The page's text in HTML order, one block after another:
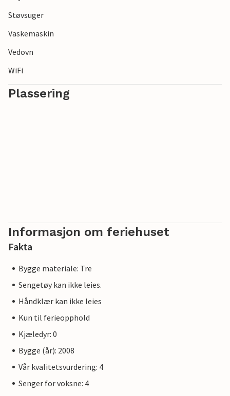
Støvsuger
Vaskemaskin
Vedovn
WiFi
Plassering
Informasjon om feriehuset
Fakta
Bygge materiale: Tre
Sengetøy kan ikke leies.
Håndklær kan ikke leies
Kun til ferieopphold
Kjæledyr: 0
Bygge (år): 2008
Vår kvalitetsvurdering: 4
Senger for voksne: 4